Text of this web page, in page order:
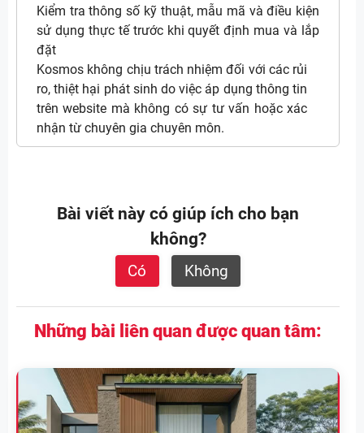
Kiểm tra thông số kỹ thuật, mẫu mã và điều kiện
sử dụng thực tế trước khi quyết định mua và lắp
đặt
Kosmos không chịu trách nhiệm đối với các rủi
ro, thiệt hại phát sinh do việc áp dụng thông tin
trên website mà không có sự tư vấn hoặc xác
nhận từ chuyên gia chuyên môn.
Bài viết này có giúp ích cho bạn
không?
Có Không
Những bài liên quan được quan tâm: